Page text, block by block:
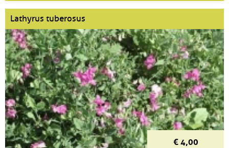
Lathyrus tuberosus
€ 4,00